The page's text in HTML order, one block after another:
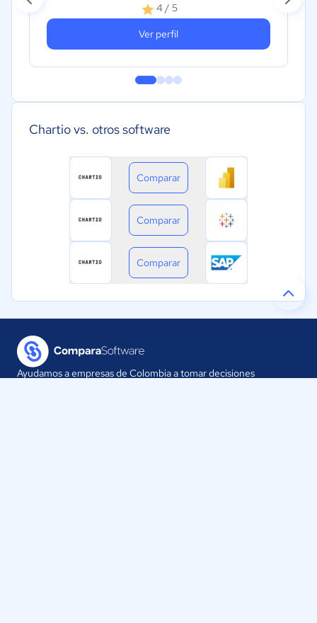
4 / 5
Ver perfil
Chartio vs. otros software
Comparar
Comparar
Comparar
Ayudamos a empresas de Colombia a tomar decisiones